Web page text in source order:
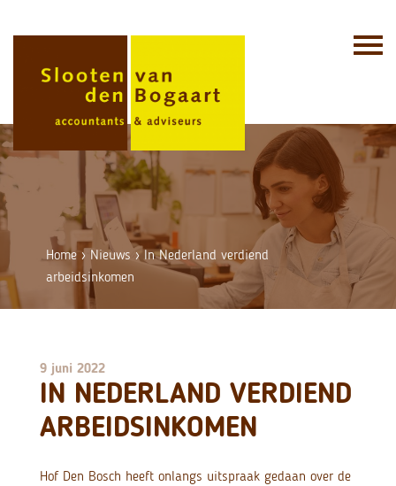
Home › Nieuws ›In Nederland verdiend
arbeidsinkomen
9 juni 2022
IN NEDERLAND VERDIEND
ARBEIDSINKOMEN
Hof Den Bosch heeft onlangs uitspraak gedaan over de